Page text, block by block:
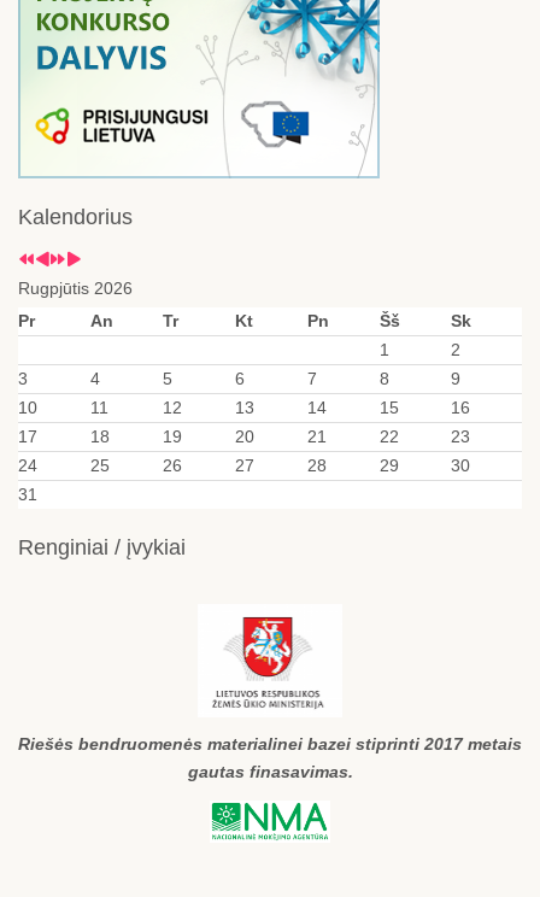
Kalendorius
Rugpjūtis 2026
Pr
An Tr Kt Pn Šš
Sk
1
2
3
4 5 6 7 8
9
10
11 12 13 14 15
16
17
18 19 20 21 22
23
24
25 26 27 28 29
30
31
Renginiai / įvykiai
Riešės bendruomenės materialinei bazei stiprinti 2017 metais
gautas finasavimas.